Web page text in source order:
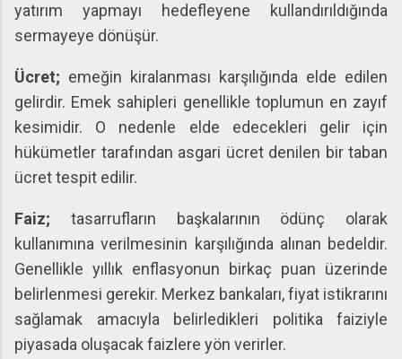
yatırım yapmayı hedefleyene kullandırıldığında
sermayeye dönüşür.
Ücret; emeğin kiralanması karşılığında elde edilen
gelirdir. Emek sahipleri genellikle toplumun en zayıf
kesimidir. O nedenle elde edecekleri gelir için
hükümetler tarafından asgari ücret denilen bir taban
ücret tespit edilir.
Faiz; tasarrufların başkalarının ödünç olarak
kullanımına verilmesinin karşılığında alınan bedeldir.
Genellikle yıllık enflasyonun birkaç puan üzerinde
belirlenmesi gerekir. Merkez bankaları, fiyat istikrarını
sağlamak amacıyla belirledikleri politika faiziyle
piyasada oluşacak faizlere yön verirler.